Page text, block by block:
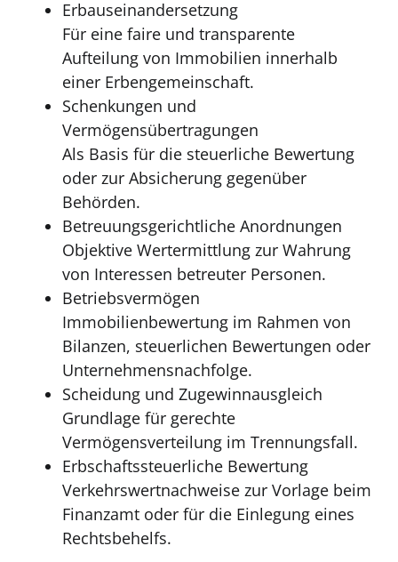
Erbauseinandersetzung
Für eine faire und transparente
Aufteilung von Immobilien innerhalb
einer Erbengemeinschaft.
Schenkungen und
Vermögensübertragungen
Als Basis für die steuerliche Bewertung
oder zur Absicherung gegenüber
Behörden.
Betreuungsgerichtliche Anordnungen
Objektive Wertermittlung zur Wahrung
von Interessen betreuter Personen.
Betriebsvermögen
Immobilienbewertung im Rahmen von
Bilanzen, steuerlichen Bewertungen oder
Unternehmensnachfolge.
Scheidung und Zugewinnausgleich
Grundlage für gerechte
Vermögensverteilung im Trennungsfall.
Erbschaftssteuerliche Bewertung
Verkehrswertnachweise zur Vorlage beim
Finanzamt oder für die Einlegung eines
Rechtsbehelfs.